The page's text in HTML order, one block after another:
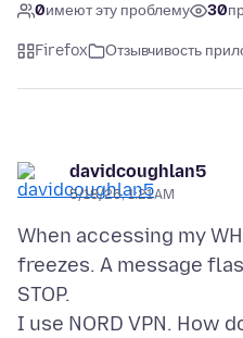
0имеют эту проблему 30
Firefox Отзывчивость
davidcoughlan5
5/18/26, 1:21 AM
When accessing my
freezes. A message
STOP.
I use NORD VPN. How